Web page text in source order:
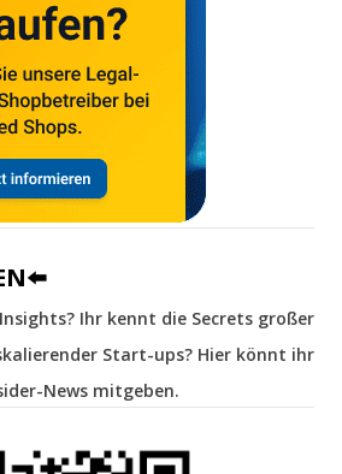
Ihr kennt die Secrets großer
Start-ups? Hier könnt ihr
News mitgeben.